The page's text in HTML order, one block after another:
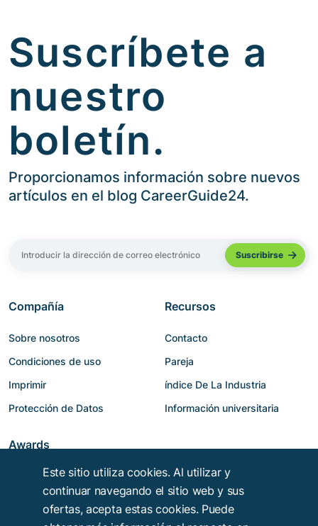
Suscríbete a
nuestro
boletín.
Proporcionamos información sobre nuevos
artículos en el blog CareerGuide24.
Compañía
Sobre nosotros
Condiciones de uso
Imprimir
Protección de Datos
Recursos
Contacto
Pareja
índice De La Industria
Información universitaria
Awards
Este sitio utiliza cookies. Al utilizar y
continuar navegando el sitio web y sus
ofertas, acepta estas cookies. Puede